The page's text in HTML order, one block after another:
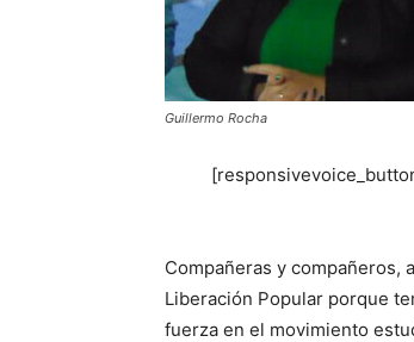
Guillermo Rocha
Compañeras y compañeros,
Liberación Popular porque
fuerza en el movimiento